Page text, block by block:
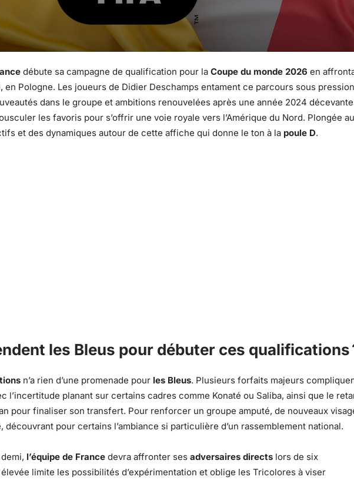
débute sa campagne de qualification pour la Coupe du monde 2026 en
en Pologne. Les joueurs de Didier Deschamps entament ce parcours sous
dans le groupe et ambitions renouvelées après une année 2024
les favoris pour s’offrir une voie royale vers l’Amérique du Nord. Plongée au
et des dynamiques autour de cette affiche qui donne le ton à la poule D.
les Bleus pour débuter ces qualifications
n’a rien d’une promenade pour les Bleus. Plusieurs forfaits majeurs
l’incertitude planant sur certains cadres comme Konaté ou Saliba, ainsi que le
pour finaliser son transfert. Pour renforcer un groupe amputé, de nouveaux
découvrant pour certains l’ambiance si particulière d’un rassemblement national.
l’équipe de France devra affronter ses adversaires directs lors de six
limite les possibilités d’expérimentation et oblige les Tricolores à viser